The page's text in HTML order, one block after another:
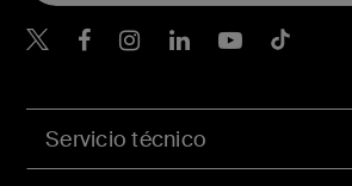
Servicio técnico
Belkin Twitter